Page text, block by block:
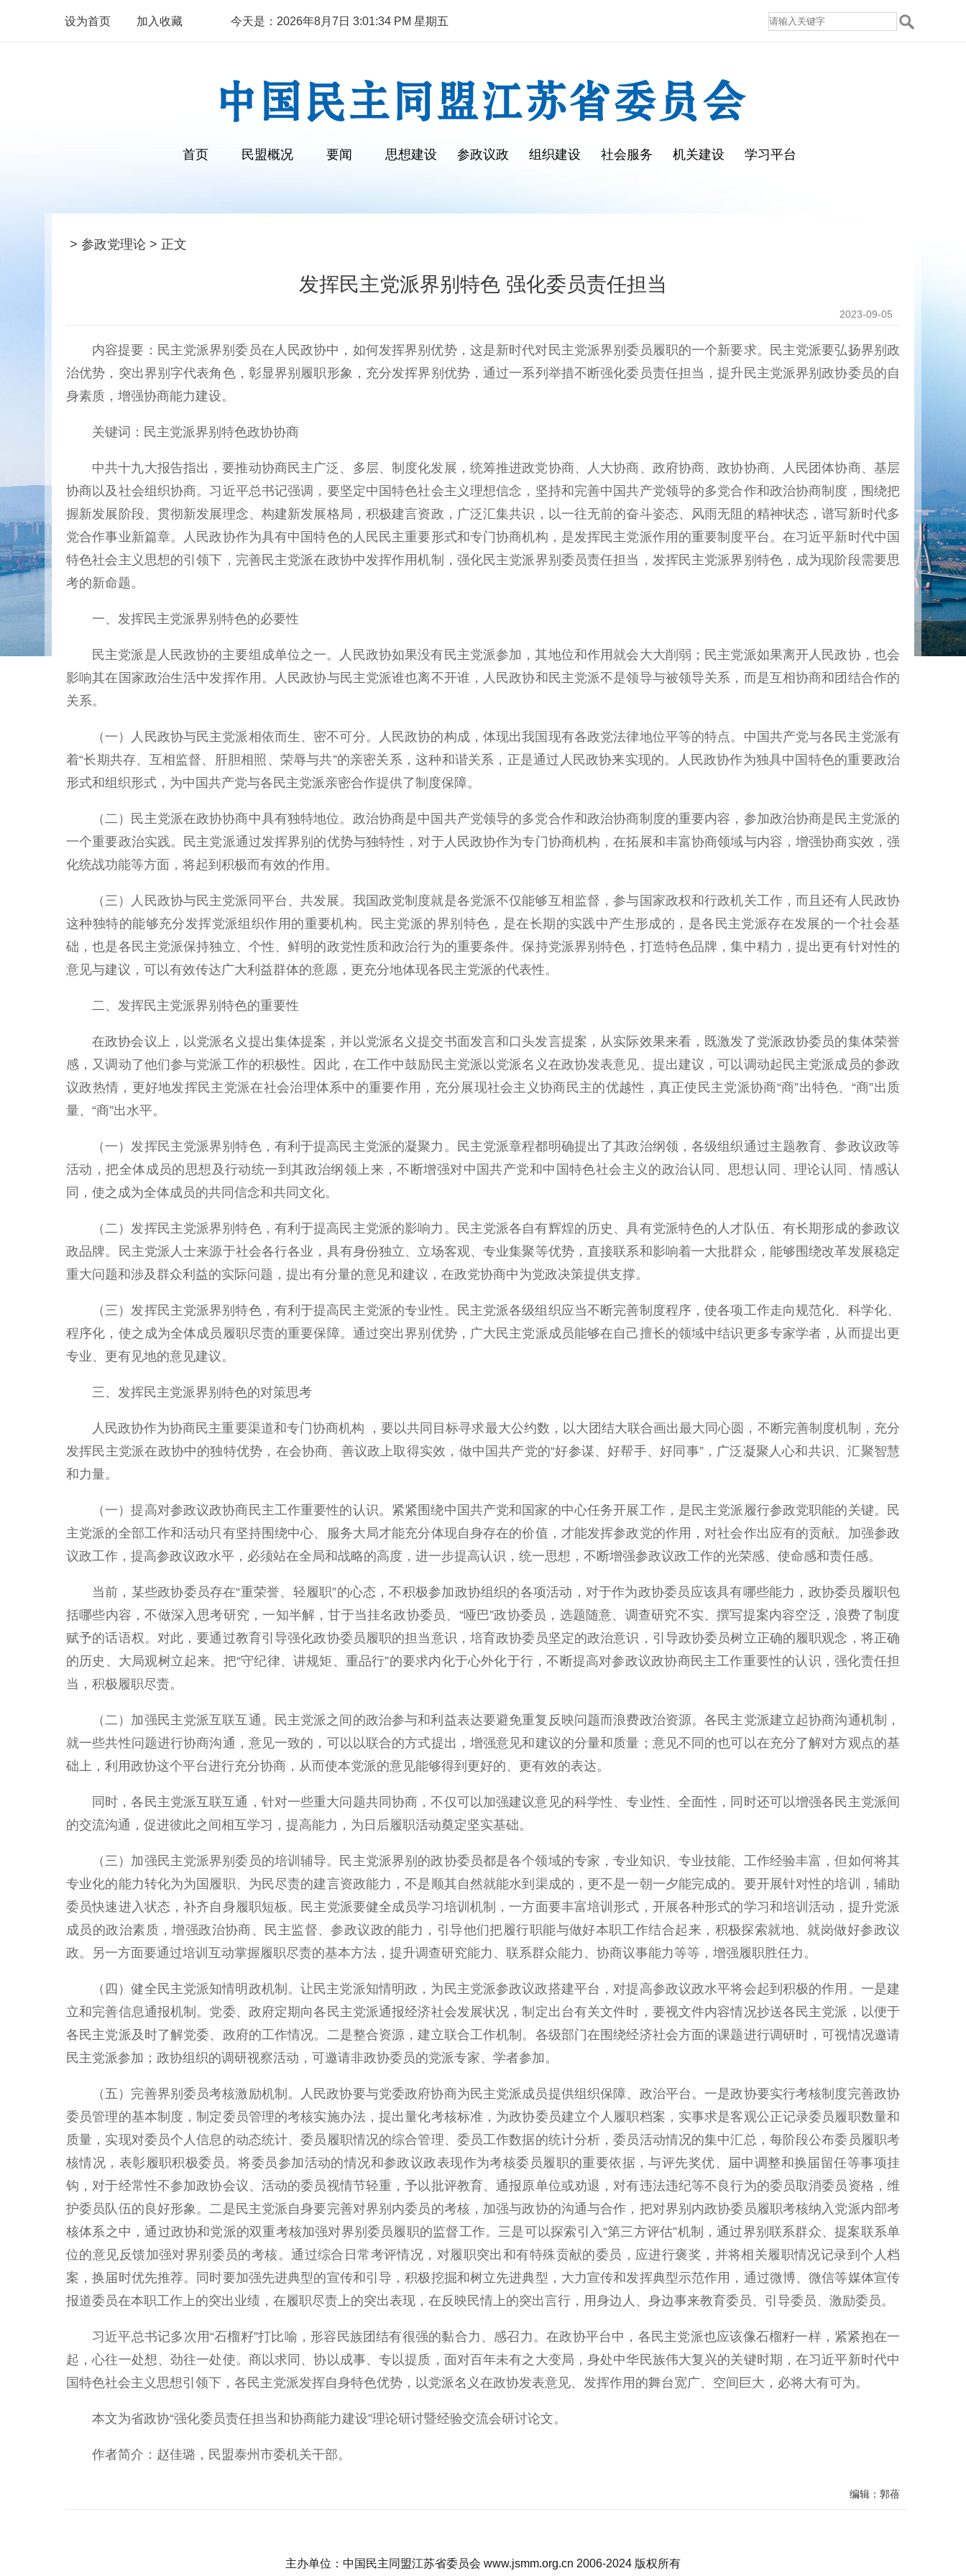
设为首页 加入收藏 今天是：2026年8月7日 3:01:35 PM 星期五
首页 民盟概况 要闻 思想建设 参政议政 组织建设 社会服务 机关建设 学习平台
> 参政党理论 > 正文
发挥民主党派界别特色 强化委员责任担当
2023-09-05
内容提要：民主党派界别委员在人民政协中，如何发挥界别优势，这是新时代对民主党派界别委员履职的一个新要求。民主党派要弘扬界别政
治优势，突出界别字代表角色，彰显界别履职形象，充分发挥界别优势，通过一系列举措不断强化委员责任担当，提升民主党派界别政协委员的自
身素质，增强协商能力建设。
关键词：民主党派界别特色政协协商
中共十九大报告指出，要推动协商民主广泛、多层、制度化发展，统筹推进政党协商、人大协商、政府协商、政协协商、人民团体协商、基层
协商以及社会组织协商。习近平总书记强调，要坚定中国特色社会主义理想信念，坚持和完善中国共产党领导的多党合作和政治协商制度，围绕把
握新发展阶段、贯彻新发展理念、构建新发展格局，积极建言资政，广泛汇集共识，以一往无前的奋斗姿态、风雨无阻的精神状态，谱写新时代多
党合作事业新篇章。人民政协作为具有中国特色的人民民主重要形式和专门协商机构，是发挥民主党派作用的重要制度平台。在习近平新时代中国
特色社会主义思想的引领下，完善民主党派在政协中发挥作用机制，强化民主党派界别委员责任担当，发挥民主党派界别特色，成为现阶段需要思
考的新命题。
一、发挥民主党派界别特色的必要性
民主党派是人民政协的主要组成单位之一。人民政协如果没有民主党派参加，其地位和作用就会大大削弱；民主党派如果离开人民政协，也会
影响其在国家政治生活中发挥作用。人民政协与民主党派谁也离不开谁，人民政协和民主党派不是领导与被领导关系，而是互相协商和团结合作的
关系。
（一）人民政协与民主党派相依而生、密不可分。人民政协的构成，体现出我国现有各政党法律地位平等的特点。中国共产党与各民主党派有
着“长期共存、互相监督、肝胆相照、荣辱与共”的亲密关系，这种和谐关系，正是通过人民政协来实现的。人民政协作为独具中国特色的重要政治
形式和组织形式，为中国共产党与各民主党派亲密合作提供了制度保障。
（二）民主党派在政协协商中具有独特地位。政治协商是中国共产党领导的多党合作和政治协商制度的重要内容，参加政治协商是民主党派的
一个重要政治实践。民主党派通过发挥界别的优势与独特性，对于人民政协作为专门协商机构，在拓展和丰富协商领域与内容，增强协商实效，强
化统战功能等方面，将起到积极而有效的作用。
（三）人民政协与民主党派同平台、共发展。我国政党制度就是各党派不仅能够互相监督，参与国家政权和行政机关工作，而且还有人民政协
这种独特的能够充分发挥党派组织作用的重要机构。民主党派的界别特色，是在长期的实践中产生形成的，是各民主党派存在发展的一个社会基
础，也是各民主党派保持独立、个性、鲜明的政党性质和政治行为的重要条件。保持党派界别特色，打造特色品牌，集中精力，提出更有针对性的
意见与建议，可以有效传达广大利益群体的意愿，更充分地体现各民主党派的代表性。
二、发挥民主党派界别特色的重要性
在政协会议上，以党派名义提出集体提案，并以党派名义提交书面发言和口头发言提案，从实际效果来看，既激发了党派政协委员的集体荣誉
感，又调动了他们参与党派工作的积极性。因此，在工作中鼓励民主党派以党派名义在政协发表意见、提出建议，可以调动起民主党派成员的参政
议政热情，更好地发挥民主党派在社会治理体系中的重要作用，充分展现社会主义协商民主的优越性，真正使民主党派协商“商”出特色、“商”出质
量、“商”出水平。
（一）发挥民主党派界别特色，有利于提高民主党派的凝聚力。民主党派章程都明确提出了其政治纲领，各级组织通过主题教育、参政议政等
活动，把全体成员的思想及行动统一到其政治纲领上来，不断增强对中国共产党和中国特色社会主义的政治认同、思想认同、理论认同、情感认
同，使之成为全体成员的共同信念和共同文化。
（二）发挥民主党派界别特色，有利于提高民主党派的影响力。民主党派各自有辉煌的历史、具有党派特色的人才队伍、有长期形成的参政议
政品牌。民主党派人士来源于社会各行各业，具有身份独立、立场客观、专业集聚等优势，直接联系和影响着一大批群众，能够围绕改革发展稳定
重大问题和涉及群众利益的实际问题，提出有分量的意见和建议，在政党协商中为党政决策提供支撑。
（三）发挥民主党派界别特色，有利于提高民主党派的专业性。民主党派各级组织应当不断完善制度程序，使各项工作走向规范化、科学化、
程序化，使之成为全体成员履职尽责的重要保障。通过突出界别优势，广大民主党派成员能够在自己擅长的领域中结识更多专家学者，从而提出更
专业、更有见地的意见建议。
三、发挥民主党派界别特色的对策思考
人民政协作为协商民主重要渠道和专门协商机构 ，要以共同目标寻求最大公约数，以大团结大联合画出最大同心圆，不断完善制度机制，充分
发挥民主党派在政协中的独特优势，在会协商、善议政上取得实效，做中国共产党的“好参谋、好帮手、好同事”，广泛凝聚人心和共识、汇聚智慧
和力量。
（一）提高对参政议政协商民主工作重要性的认识。紧紧围绕中国共产党和国家的中心任务开展工作，是民主党派履行参政党职能的关键。民
主党派的全部工作和活动只有坚持围绕中心、服务大局才能充分体现自身存在的价值，才能发挥参政党的作用，对社会作出应有的贡献。加强参政
议政工作，提高参政议政水平，必须站在全局和战略的高度，进一步提高认识，统一思想，不断增强参政议政工作的光荣感、使命感和责任感。
当前，某些政协委员存在“重荣誉、轻履职”的心态，不积极参加政协组织的各项活动，对于作为政协委员应该具有哪些能力，政协委员履职包
括哪些内容，不做深入思考研究，一知半解，甘于当挂名政协委员、“哑巴”政协委员，选题随意、调查研究不实、撰写提案内容空泛，浪费了制度
赋予的话语权。对此，要通过教育引导强化政协委员履职的担当意识，培育政协委员坚定的政治意识，引导政协委员树立正确的履职观念，将正确
的历史、大局观树立起来。把“守纪律、讲规矩、重品行”的要求内化于心外化于行，不断提高对参政议政协商民主工作重要性的认识，强化责任担
当，积极履职尽责。
（二）加强民主党派互联互通。民主党派之间的政治参与和利益表达要避免重复反映问题而浪费政治资源。各民主党派建立起协商沟通机制，
就一些共性问题进行协商沟通，意见一致的，可以以联合的方式提出，增强意见和建议的分量和质量；意见不同的也可以在充分了解对方观点的基
础上，利用政协这个平台进行充分协商，从而使本党派的意见能够得到更好的、更有效的表达。
同时，各民主党派互联互通，针对一些重大问题共同协商，不仅可以加强建议意见的科学性、专业性、全面性，同时还可以增强各民主党派间
的交流沟通，促进彼此之间相互学习，提高能力，为日后履职活动奠定坚实基础。
（三）加强民主党派界别委员的培训辅导。民主党派界别的政协委员都是各个领域的专家，专业知识、专业技能、工作经验丰富，但如何将其
专业化的能力转化为为国履职、为民尽责的建言资政能力，不是顺其自然就能水到渠成的，更不是一朝一夕能完成的。要开展针对性的培训，辅助
委员快速进入状态，补齐自身履职短板。民主党派要健全成员学习培训机制，一方面要丰富培训形式，开展各种形式的学习和培训活动，提升党派
成员的政治素质，增强政治协商、民主监督、参政议政的能力，引导他们把履行职能与做好本职工作结合起来，积极探索就地、就岗做好参政议
政。另一方面要通过培训互动掌握履职尽责的基本方法，提升调查研究能力、联系群众能力、协商议事能力等等，增强履职胜任力。
（四）健全民主党派知情明政机制。让民主党派知情明政，为民主党派参政议政搭建平台，对提高参政议政水平将会起到积极的作用。一是建
立和完善信息通报机制。党委、政府定期向各民主党派通报经济社会发展状况，制定出台有关文件时，要视文件内容情况抄送各民主党派，以便于
各民主党派及时了解党委、政府的工作情况。二是整合资源，建立联合工作机制。各级部门在围绕经济社会方面的课题进行调研时，可视情况邀请
民主党派参加；政协组织的调研视察活动，可邀请非政协委员的党派专家、学者参加。
（五）完善界别委员考核激励机制。人民政协要与党委政府协商为民主党派成员提供组织保障、政治平台。一是政协要实行考核制度完善政协
委员管理的基本制度，制定委员管理的考核实施办法，提出量化考核标准，为政协委员建立个人履职档案，实事求是客观公正记录委员履职数量和
质量，实现对委员个人信息的动态统计、委员履职情况的综合管理、委员工作数据的统计分析，委员活动情况的集中汇总，每阶段公布委员履职考
核情况，表彰履职积极委员。将委员参加活动的情况和参政议政表现作为考核委员履职的重要依据，与评先奖优、届中调整和换届留任等事项挂
钩，对于经常性不参加政协会议、活动的委员视情节轻重，予以批评教育、通报原单位或劝退，对有违法违纪等不良行为的委员取消委员资格，维
护委员队伍的良好形象。二是民主党派自身要完善对界别内委员的考核，加强与政协的沟通与合作，把对界别内政协委员履职考核纳入党派内部考
核体系之中，通过政协和党派的双重考核加强对界别委员履职的监督工作。三是可以探索引入“第三方评估”机制，通过界别联系群众、提案联系单
位的意见反馈加强对界别委员的考核。通过综合日常考评情况，对履职突出和有特殊贡献的委员，应进行褒奖，并将相关履职情况记录到个人档
案，换届时优先推荐。同时要加强先进典型的宣传和引导，积极挖掘和树立先进典型，大力宣传和发挥典型示范作用，通过微博、微信等媒体宣传
报道委员在本职工作上的突出业绩，在履职尽责上的突出表现，在反映民情上的突出言行，用身边人、身边事来教育委员、引导委员、激励委员。
习近平总书记多次用“石榴籽”打比喻，形容民族团结有很强的黏合力、感召力。在政协平台中，各民主党派也应该像石榴籽一样，紧紧抱在一
起，心往一处想、劲往一处使。商以求同、协以成事、专以提质，面对百年未有之大变局，身处中华民族伟大复兴的关键时期，在习近平新时代中
国特色社会主义思想引领下，各民主党派发挥自身特色优势，以党派名义在政协发表意见、发挥作用的舞台宽广、空间巨大，必将大有可为。
本文为省政协“强化委员责任担当和协商能力建设”理论研讨暨经验交流会研讨论文。
作者简介：赵佳璐，民盟泰州市委机关干部。
编辑：郭蓓
主办单位：中国民主同盟江苏省委员会 www.jsmm.org.cn 2006-2024 版权所有